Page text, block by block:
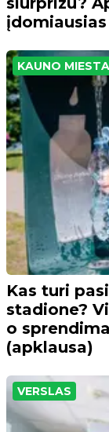
KAUNO
Kas turi
stadione?
o
(apklausa)
VERSLAS